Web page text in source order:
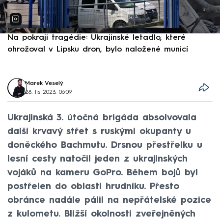
Na pokraji tragédie: Ukrajinské letadlo, které
ohrožoval v Lipsku dron, bylo naložené municí
Marek Veselý
28. lis 2023, 06:09
Ukrajinská 3. útočná brigáda absolvovala
další krvavý střet s ruskými okupanty u
doněckého Bachmutu. Drsnou přestřelku u
lesní cesty natočil jeden z ukrajinských
vojáků na kameru GoPro. Během bojů byl
postřelen do oblasti hrudníku. Přesto
obránce nadále pálil na nepřátelské pozice
z kulometu. Bližší okolnosti zveřejněných